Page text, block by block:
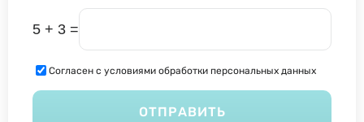
5 + 3 =
Согласен с условиями обработки персональных данных
ОТПРАВИТЬ